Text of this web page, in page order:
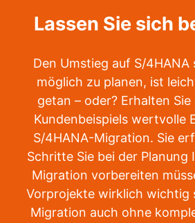
Lassen Sie sich
Den Umstieg auf S/4HANA
möglich zu planen, ist
getan – oder? Erhalten
Kundenbeispiels wertvolle
S/4HANA-Migration. Sie
Schritte Sie bei der Planung
Migration vorbereiten
Vorprojekte wirklich wichtig
Migration auch ohne